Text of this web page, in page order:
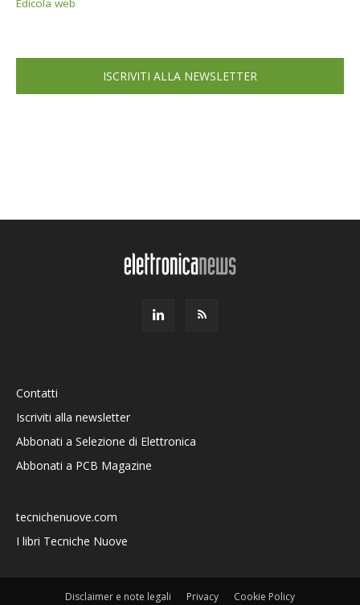
Edicola web
ISCRIVITI ALLA NEWSLETTER
Contatti
Iscriviti alla newsletter
Abbonati a Selezione di Elettronica
Abbonati a PCB Magazine
tecnichenuove.com
I libri Tecniche Nuove
Disclaimer e note legali Privacy Cookie Policy